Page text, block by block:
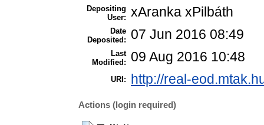
Depositing
User: xAranka xPilbáth
Date
Deposited:
07 Jun 2016 08:49
Last
Modified:
09 Aug 2016 10:48
URI: http://real-
Actions (login required)